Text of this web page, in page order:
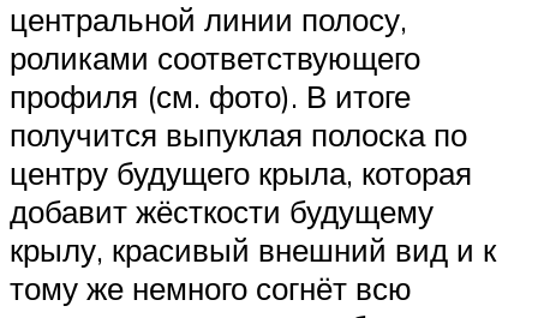
центральной линии полосу,
роликами соответствующего
профиля (см. фото). В итоге
получится выпуклая полоска по
центру будущего крыла, которая
добавит жёсткости будущему
крылу, красивый внешний вид и к
тому же немного согнёт всю